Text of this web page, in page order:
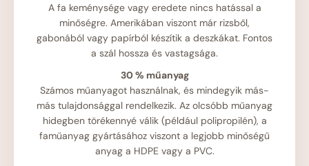
A fa keménysége vagy eredete nincs hatással a
minőségre. Amerikában viszont már rizsből,
gabonából vagy papírból készítik a deszkákat. Fontos
a szál hossza és vastagsága.
30 % műanyag
Számos műanyagot használnak, és mindegyik más-
más tulajdonsággal rendelkezik. Az olcsóbb műanyag
hidegben törékennyé válik (például polipropilén), a
faműanyag gyártásához viszont a legjobb minőségű
anyag a HDPE vagy a PVC.